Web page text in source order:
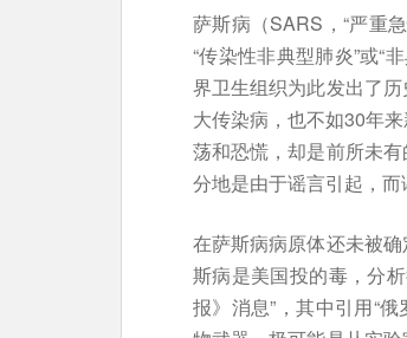
萨斯病（SARS，“严重
“传染性非典型肺炎”或“
界卫生组织为此发出了
大传染病，也不如30年
荡和恐慌，却是前所未
分地是由于谣言引起，而
在萨斯病病原体还未被
斯病是美国投的毒，分
报》消息”，其中引用“